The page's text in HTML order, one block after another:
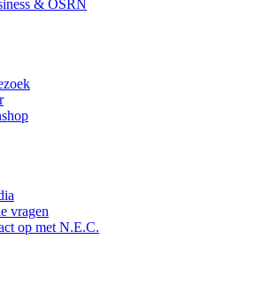
& OSRN
vragen
op met N.E.C.